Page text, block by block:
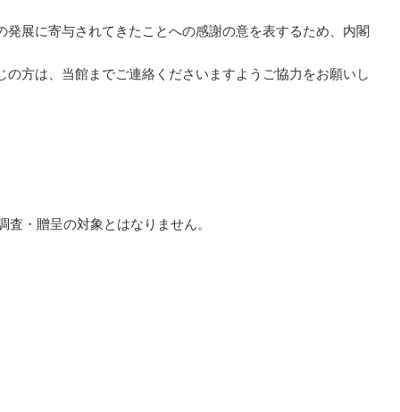
展に寄与されてきたことへの感謝の意を表するため、内閣
方は、当館までご連絡くださいますようご協力をお願いし
・贈呈の対象とはなりません。